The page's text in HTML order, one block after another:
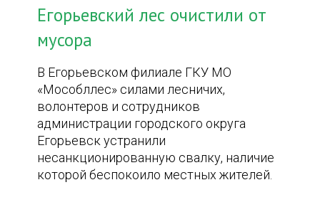
Егорьевский лес очистили от
мусора
В Егорьевском филиале ГКУ МО
«Мособллес» силами лесничих,
волонтеров и сотрудников
администрации городского округа
Егорьевск устранили
несанкционированную свалку, наличие
которой беспокоило местных жителей.